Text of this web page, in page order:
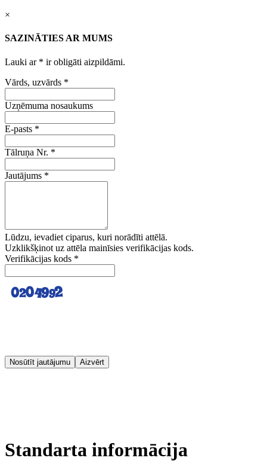
×
SAZINĀTIES AR MUMS
Lauki ar * ir obligāti aizpildāmi.
Vārds, uzvārds *
Uzņēmuma nosaukums
E-pasts *
Tālruņa Nr. *
Jautājums *
Lūdzu, ievadiet ciparus, kuri norādīti attēlā.
Uzklikšķinot uz attēla mainīsies verifikācijas kods.
Verifikācijas kods *
Nosūtīt jautājumu Aizvērt
Standarta informācija